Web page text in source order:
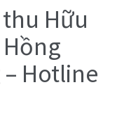
Hữu
Hotline